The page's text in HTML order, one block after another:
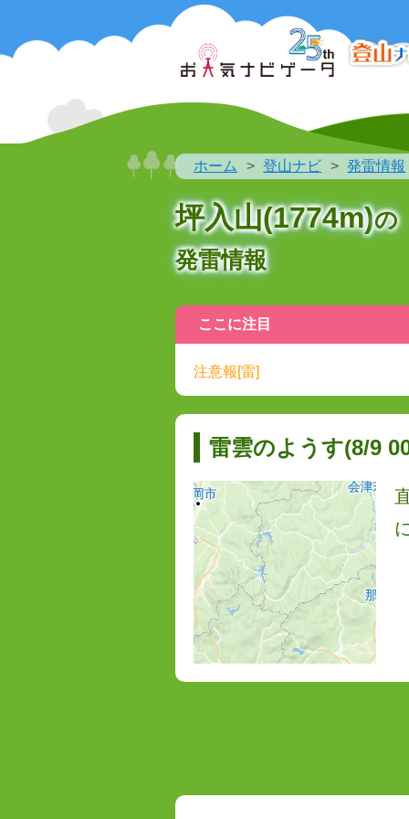
ホーム 登山ナビ 発雷情報
坪入山(1774m)の
発雷情報
ここに注目
注意報[雷]
雷雲のようす(8/9